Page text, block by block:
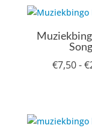
€7,50-€